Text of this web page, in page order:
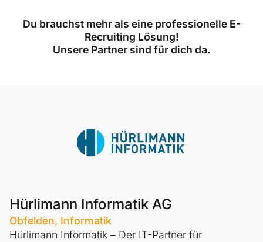
Du brauchst mehr als eine professionelle E-
Recruiting Lösung!
Unsere Partner sind für dich da.
Hürlimann Informatik AG
Obfelden, Informatik
Hürlimann Informatik – Der IT-Partner für